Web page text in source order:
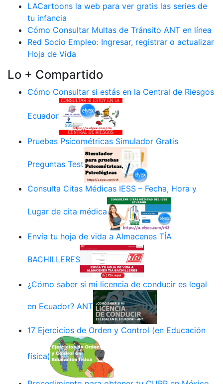
LACartoons la web para ver gratis las series de
tu infancia
Cómo Consultar Multas de Tránsito ANT en línea
Red Socio Empleo: Ingresar, registrar o actualizar
Hoja de Vida
Lo + Compartido
Cómo Consultar si estás en la Central de Riesgos
Ecuador
Pruebas Psicométricas Simulador Gratis
Preguntas Test
Consulta Citas Médicas IESS – Fecha, Hora y
Lugar de cita médica
Envía tu hoja de vida a Almacenes TÍA
BACHILLERES
¿Cómo saber si mi licencia de conducir es legal
en Ecuador? ANT
17 Ejercicios de Orden y Control (en Educación
física)